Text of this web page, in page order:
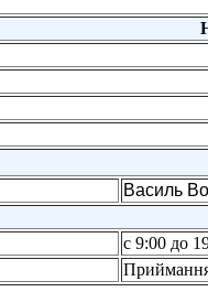
Василь
с 9:00 до